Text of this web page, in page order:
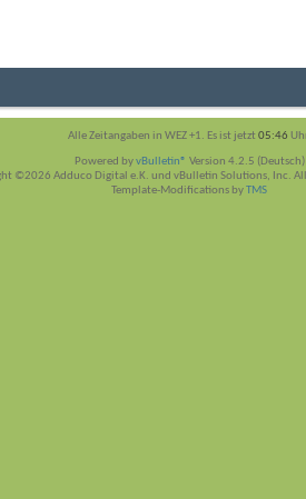
Alle Zeitangaben in WEZ +1. Es ist jetzt05:46
Powered byvBulletin® Version 4.2.5 (Deutsch)
©2026 Adduco Digital e.K. und vBulletin Solutions, Inc.
Template-Modifications byTMS